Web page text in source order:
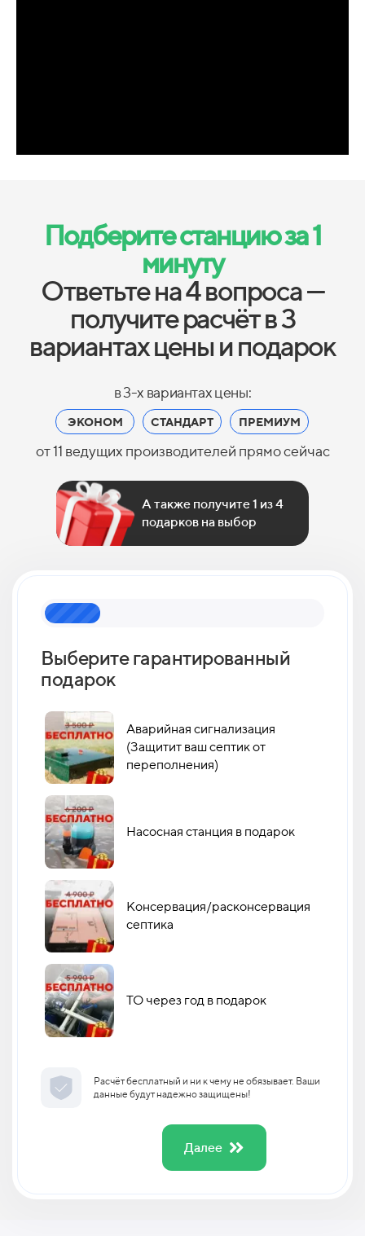
Подберите станцию за 1
минуту
Ответьте на 4 вопроса —
получите расчёт в 3
вариантах цены и подарок
в 3-х вариантах цены:
ЭКОНОМ СТАНДАРТ ПРЕМИУМ
от 11 ведущих производителей прямо сейчас
А также получите 1 из 4
подарков на выбор
Выберите гарантированный
подарок
Аварийная сигнализация
(Защитит ваш септик от
переполнения)
Насосная станция в подарок
Консервация/расконсервация
септика
ТО через год в подарок
Расчёт бесплатный и ни к чему не обязывает. Ваши
данные будут надежно защищены!
Далее